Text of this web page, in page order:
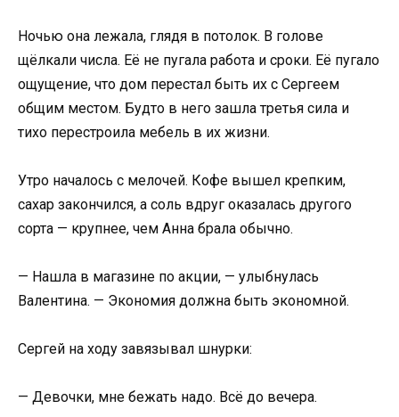
Ночью она лежала, глядя в потолок. В голове
щёлкали числа. Её не пугала работа и сроки. Её пугало
ощущение, что дом перестал быть их с Сергеем
общим местом. Будто в него зашла третья сила и
тихо перестроила мебель в их жизни.
Утро началось с мелочей. Кофе вышел крепким,
сахар закончился, а соль вдруг оказалась другого
сорта — крупнее, чем Анна брала обычно.
— Нашла в магазине по акции, — улыбнулась
Валентина. — Экономия должна быть экономной.
Сергей на ходу завязывал шнурки:
— Девочки, мне бежать надо. Всё до вечера.